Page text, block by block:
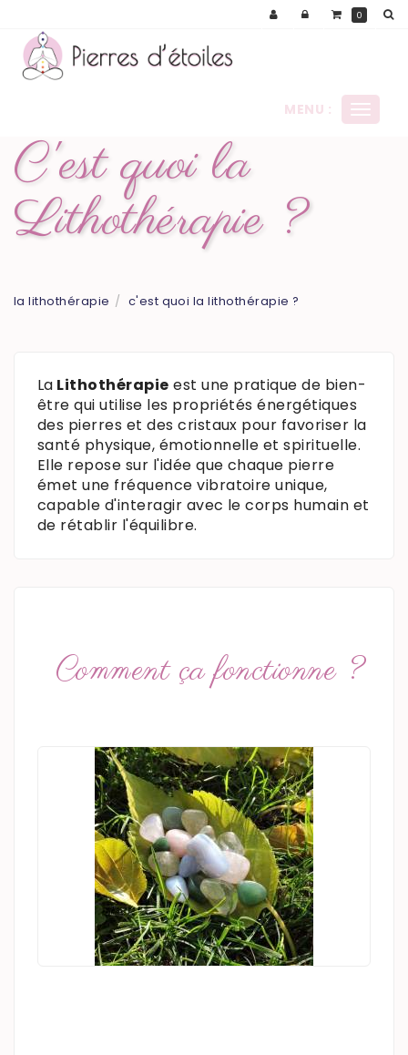
Ouvrir
MENU :
C'est quoi la
Lithothérapie ?
la lithothérapie c'est quoi la lithothérapie ?
La Lithothérapie est une pratique de bien-
être qui utilise les propriétés énergétiques
des pierres et des cristaux pour favoriser la
santé physique, émotionnelle et spirituelle.
Elle repose sur l'idée que chaque pierre
émet une fréquence vibratoire unique,
capable d'interagir avec le corps humain et
de rétablir l'équilibre.
Comment ça fonctionne ?
0